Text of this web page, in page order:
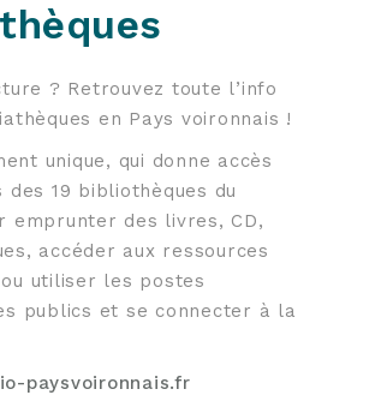
? Retrouvez toute l’info
en Pays voironnais !
unique, qui donne accès
des 19 bibliothèques du
emprunter des livres, CD,
accéder aux ressources
ou utiliser les postes
publics et se connecter à la
paysvoironnais.fr